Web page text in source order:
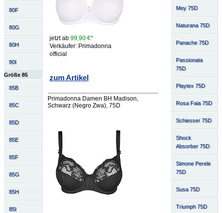
80F
80G
80H
80I
Größe 85
85B
85C
85D
85E
85F
85G
85H
85I
Mey 75D
Naturana 75D
Panache 75D
Passionata
75D
Playtex 75D
Rosa Faia 75D
Schiesser 75D
Shock
Absorber 75D
Simone Perele
75D
Susa 75D
Triumph 75D
jetzt ab 99,90 €*
Verkäufer: Primadonna
official
zum Artikel
Primadonna Damen BH Madison,
Schwarz (Negro Zwa), 75D